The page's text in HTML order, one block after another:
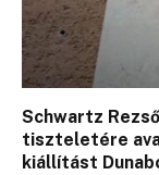
Schwartz
tiszteletére
kiállítást